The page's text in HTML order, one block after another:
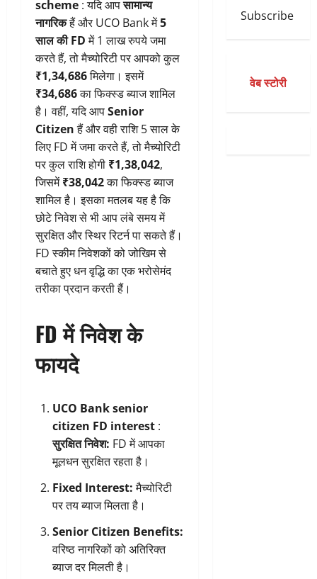
scheme : यदि आपसामान्य
नागरिकहैं और UCO Bank में5
साल की FDमें 1 लाख रुपये जमा
करते हैं, तो मैच्योरिटी पर आपको कुल
₹1,34,686मिलेगा। इसमें
₹34,686का फिक्स्ड ब्याज शामिल
है। वहीं, यदि आपSenior
Citizenहैं और वही राशि 5 साल के
लिए FD में जमा करते हैं, तो मैच्योरिटी
पर कुल राशि होगी ₹1,38,042,
जिसमें₹38,042का फिक्स्ड ब्याज
शामिल है। इसका मतलब यह है कि
छोटे निवेश से भी आप लंबे समय में
सुरक्षित और स्थिर रिटर्न पा सकते हैं।
FD स्कीम निवेशकों को जोखिम से
बचाते हुए धन वृद्धि का एक भरोसेमंद
तरीका प्रदान करती हैं।
FD में निवेश के
फायदे
UCO Bank senior
citizen FD interest :
सुरक्षित निवेश: FD में आपका
मूलधन सुरक्षित रहता है।
Fixed Interest:मैच्योरिटी
पर तय ब्याज मिलता है।
Senior Citizen Benefits:
वरिष्ठ नागरिकों को अतिरिक्त
ब्याज दर मिलती है।
Subscribe
वेब स्टोरी